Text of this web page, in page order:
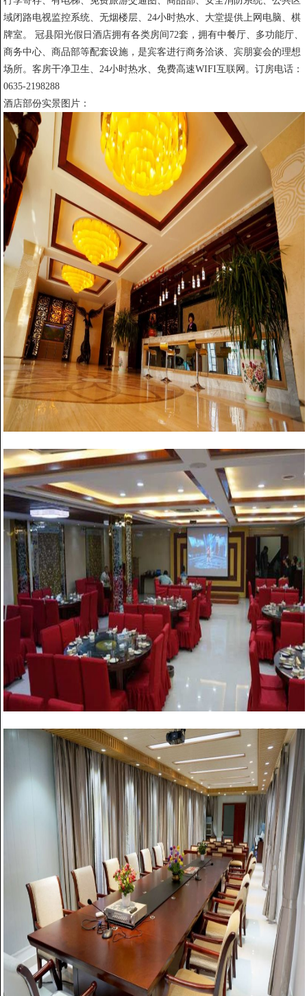
域闭路电视监控系统、无烟楼层、24小时热水、大堂提供上网电脑、棋
牌室。 冠县阳光假日酒店拥有各类房间72套，拥有中餐厅、多功能厅、
商务中心、商品部等配套设施，是宾客进行商务洽谈、宾朋宴会的理想
场所。客房干净卫生、24小时热水、免费高速WIFI互联网。订房电话：
0635-2198288
酒店部份实景图片：